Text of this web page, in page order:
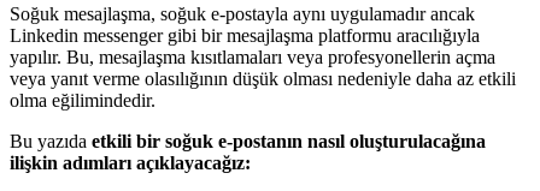
Soğuk mesajlaşma, soğuk e-postayla aynı uygulamadır ancak
Linkedin messenger gibi bir mesajlaşma platformu aracılığıyla
yapılır. Bu, mesajlaşma kısıtlamaları veya profesyonellerin açma
veya yanıt verme olasılığının düşük olması nedeniyle daha az etkili
olma eğilimindedir.
Bu yazıda etkili bir soğuk e-postanın nasıl oluşturulacağına
ilişkin adımları açıklayacağız: